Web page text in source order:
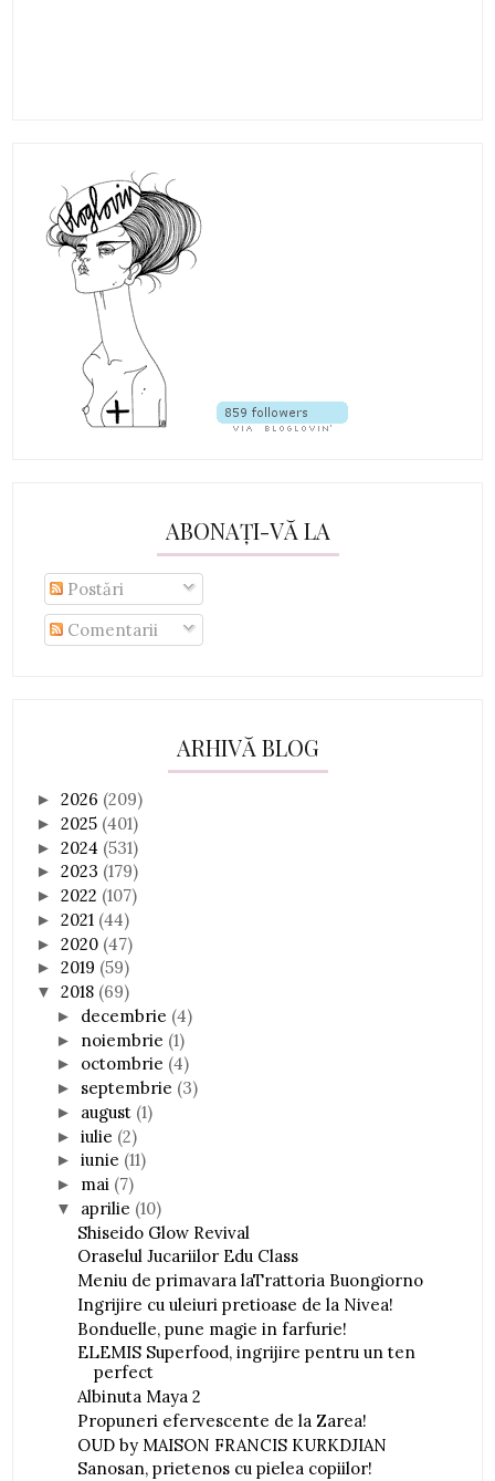
ABONAȚI-VĂ LA
Postări
Comentarii
ARHIVĂ BLOG
►2026 (209)
►2025 (401)
►2024 (531)
►2023 (179)
►2022 (107)
►2021 (44)
►2020 (47)
►2019 (59)
▼2018 (69)
► decembrie (4)
► noiembrie (1)
► octombrie (4)
► septembrie (3)
► august (1)
►iulie (2)
►iunie (11)
► mai (7)
▼ aprilie (10)
Shiseido Glow Revival
Oraselul Jucariilor Edu Class
Meniu de primavara laTrattoria Buongiorno
Ingrijire cu uleiuri pretioase de la Nivea!
Bonduelle, pune magie in farfurie!
ELEMIS Superfood, ingrijire pentru un ten
perfect
Albinuta Maya 2
Propuneri efervescente de la Zarea!
OUD by MAISON FRANCIS KURKDJIAN
Sanosan, prietenos cu pielea copiilor!